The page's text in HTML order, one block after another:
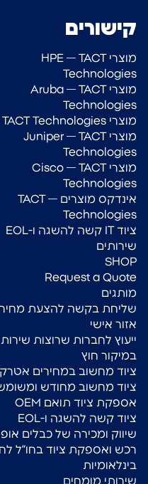
קישורים
מוצרי HPE — TACT
Technologies
מוצרי Aruba — TACT
Technologies
מוצרי Dell — TACT Technologies
מוצרי Juniper — TACT
Technologies
מוצרי Cisco — TACT
Technologies
אינדקס מוצרים — TACT
Technologies
ציוד IT קשה להשגה ו-EOL
שירותים
SHOP
Request a Quote
מותגים
שליחת בקשה להצעת מחיר
אזור אישי
ייעוץ לחברות שרוצות
במיקור חוץ
ציוד מחשוב במחירים
ציוד מחשוב מחודש
אספקת ציוד תואם OEM
ציוד קשה להשגה ו-EOL
שיווק ומכירה של כבלים
רכש ואספקת ציוד בחו”ל
בינלאומיות
שירותי מומחים